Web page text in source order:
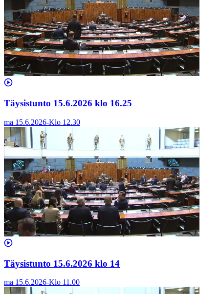
Täysistunto 15.6.2026 klo 16.25
ma 15.6.2026-Klo 12.30
Täysistunto 15.6.2026 klo 14
ma 15.6.2026-Klo 11.00